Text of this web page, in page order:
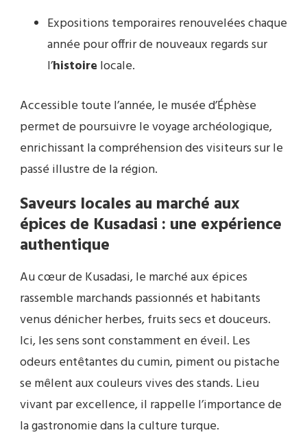
Expositions temporaires renouvelées chaque
année pour offrir de nouveaux regards sur
l’histoire locale.
Accessible toute l’année, le musée d’Éphèse
permet de poursuivre le voyage archéologique,
enrichissant la compréhension des visiteurs sur le
passé illustre de la région.
Saveurs locales au marché aux
épices de Kusadasi : une expérience
authentique
Au cœur de Kusadasi, le marché aux épices
rassemble marchands passionnés et habitants
venus dénicher herbes, fruits secs et douceurs.
Ici, les sens sont constamment en éveil. Les
odeurs entêtantes du cumin, piment ou pistache
se mêlent aux couleurs vives des stands. Lieu
vivant par excellence, il rappelle l’importance de
la gastronomie dans la culture turque.